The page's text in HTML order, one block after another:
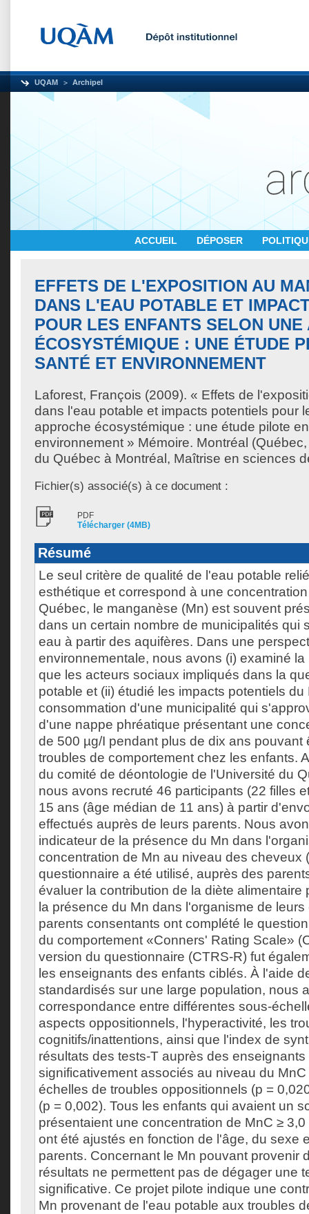
UQAM Archipel
ACCUEIL DÉPOSER
EFFETS DE L'EXPOSITION AU
DANS L'EAU POTABLE ET
POUR LES ENFANTS SELON UNE
ÉCOSYSTÉMIQUE : UNE ÉTUDE
SANTÉ ET ENVIRONNEMENT
Laforest, François (2009). « Effets de
dans l'eau potable et impacts potentiels pour
approche écosystémique : une étude pilote
environnement » Mémoire. Montréal
du Québec à Montréal, Maîtrise en sciences
Fichier(s) associé(s) à ce document :
PDF
Télécharger (4MB)
Résumé
Le seul critère de qualité de l'eau potable
esthétique et correspond à une
Québec, le manganèse (Mn) est souvent
dans un certain nombre de municipalités qui
eau à partir des aquifères. Dans une
environnementale, nous avons (i) examiné la
que les acteurs sociaux impliqués dans la
potable et (ii) étudié les impacts potentiels
consommation d'une municipalité qui
d'une nappe phréatique présentant une
de 500 µg/I pendant plus de dix ans pouvant
troubles de comportement chez les enfants.
du comité de déontologie de l'Université du
nous avons recruté 46 participants (22 filles
15 ans (âge médian de 11 ans) à partir
effectués auprès de leurs parents. Nous
indicateur de la présence du Mn dans
concentration de Mn au niveau des cheveux
questionnaire a été utilisé, auprès des
évaluer la contribution de la diète alimentaire
la présence du Mn dans l'organisme de
parents consentants ont complété le
du comportement «Conners' Rating Scale»
version du questionnaire (CTRS-R) fut
les enseignants des enfants ciblés. À l'aide
standardisés sur une large population, nous
correspondance entre différentes sous-
aspects oppositionnels, l'hyperactivité, les
cognitifs/inattentions, ainsi que l'index de
résultats des tests-T auprès des enseignants
significativement associés au niveau du
échelles de troubles oppositionnels (p =
(p = 0,002). Tous les enfants qui avaient un
présentaient une concentration de MnC ≥
ont été ajustés en fonction de l'âge, du sexe
parents. Concernant le Mn pouvant provenir
résultats ne permettent pas de dégager une
significative. Ce projet pilote indique une
Mn provenant de l'eau potable aux troubles